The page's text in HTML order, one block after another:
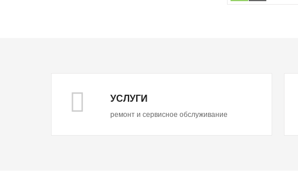
УСЛУГИ
ремонт и сервисное обслуживание